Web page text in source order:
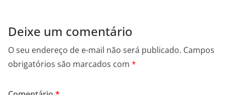
Deixe um comentário
O seu endereço de e-mail não será publicado. Campos
obrigatórios são marcados com *